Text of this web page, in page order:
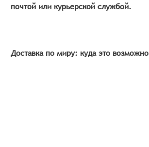
почтой или курьерской службой.
Доставка по миру: куда это возможно